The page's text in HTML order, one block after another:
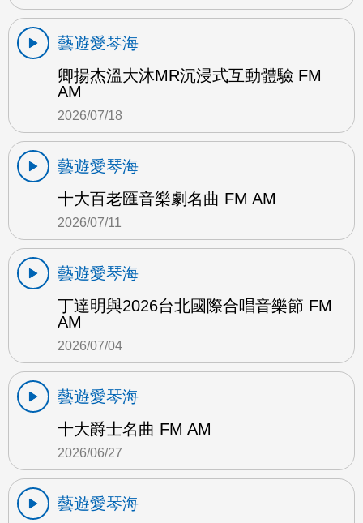
藝遊愛琴海
卿揚杰溫大沐MR沉浸式互動體驗 FM
AM
2026/07/18
藝遊愛琴海
十大百老匯音樂劇名曲 FM AM
2026/07/11
藝遊愛琴海
丁達明與2026台北國際合唱音樂節 FM
AM
2026/07/04
藝遊愛琴海
十大爵士名曲 FM AM
2026/06/27
藝遊愛琴海